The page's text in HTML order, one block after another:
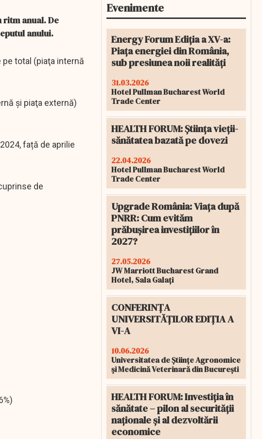
anual. De
anului.
total (piaţa internă
şi piaţa externă)
față de aprilie
de
Evenimente
Energy Forum Ediția a XV-a:
Piața energiei din România,
sub presiunea noii realități
31.03.2026
Hotel Pullman Bucharest World
Trade Center
HEALTH FORUM: Știința vieții-
sănătatea bazată pe dovezi
22.04.2026
Hotel Pullman Bucharest World
Trade Center
Upgrade România: Viața după
PNRR: Cum evităm
prăbușirea investițiilor în
2027?
27.05.2026
JW Marriott Bucharest Grand
Hotel, Sala Galați
CONFERINȚA
UNIVERSITĂȚILOR EDIȚIA A
VI-A
10.06.2026
Universitatea de Științe Agronomice
și Medicină Veterinară din București
HEALTH FORUM: Investiția în
sănătate – pilon al securității
naționale și al dezvoltării
economice